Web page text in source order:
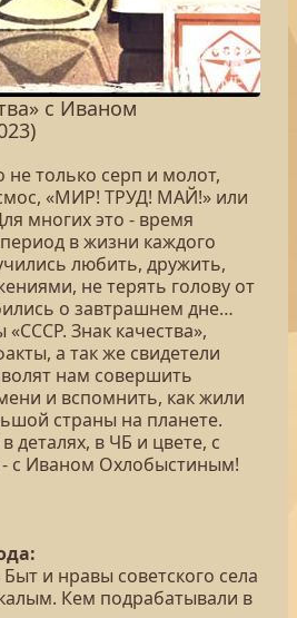
с Иваном
не только серп и молот,
«МИР! ТРУД! МАЙ!» или
многих это - время
в жизни каждого
любить, дружить,
не терять голову от
о завтрашнем дне…
Знак качества»,
а так же свидетели
нам совершить
и вспомнить, как жили
страны на планете.
деталях, в ЧБ и цвете, с
с Иваном Охлобыстиным!
и нравы советского села
Кем подрабатывали в